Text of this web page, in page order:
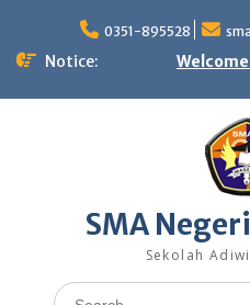
content
0351-895528
Notice:
SMA
Sekolah
Search